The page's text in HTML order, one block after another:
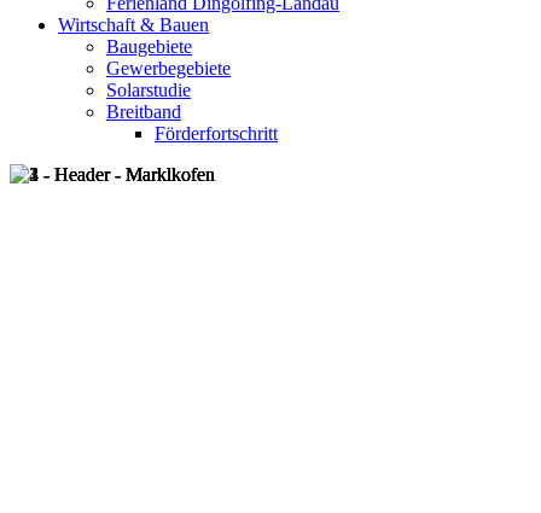
Wirtschaft & Bauen
Baugebiete
Gewerbegebiete
Solarstudie
Breitband
Förderfortschritt